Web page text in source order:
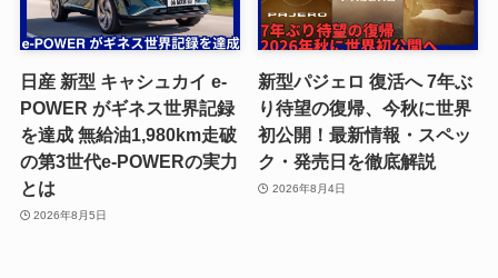
日産 新型 キャシュカイ e-
POWER がギネス世界記録
を達成 無給油1,980km走破
の第3世代e-POWERの実力
とは
2026年8月5日
新型パジェロ 復活へ 7年ぶ
り待望の復帰、今秋に世界
初公開！最新情報・スペッ
ク・発売日を徹底解説
2026年8月4日